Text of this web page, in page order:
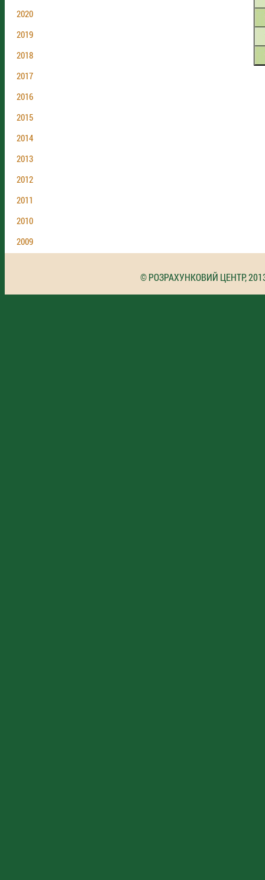
2020
2019
2018
2017
2016
2015
2014
2013
2012
2011
2010
2009
© РОЗРАХУНКОВИЙ ЦЕНТР,